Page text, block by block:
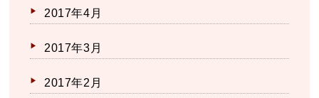
2017年4月
2017年3月
2017年2月